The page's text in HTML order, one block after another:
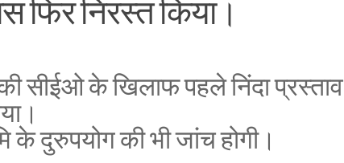
फिर निरस्त किया।
सीईओ के खिलाफ पहले निंदा प्रस्ताव
दुरुपयोग की भी जांच होगी।